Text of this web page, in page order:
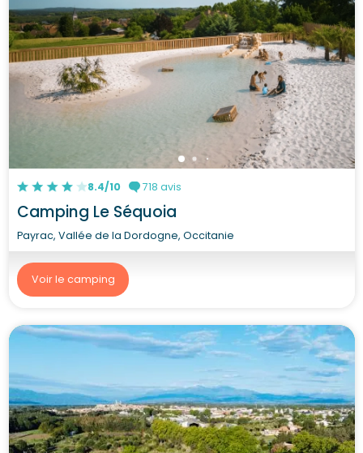
8.4/10 718 avis
Camping Le Séquoia
Payrac, Vallée de la Dordogne, Occitanie
Voir le camping